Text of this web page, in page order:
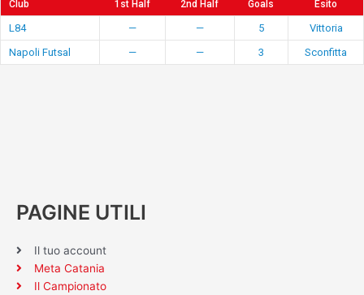
Club 1st Half 2nd Half Goals Esito
L84 — — 5
Vittoria
Napoli Futsal
— — 3 Sconfitta
PAGINE UTILI
Il tuo account
Meta Catania
Il Campionato